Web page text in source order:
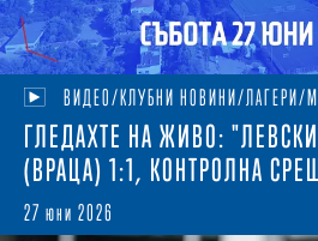
ВИДЕО/КЛУБНИ НОВИНИ/ЛАГЕРИ/
ГЛЕДАХТЕ НА ЖИВО:
(ВРАЦА) 1:1, КОНТРОЛНА
27 юни 2026